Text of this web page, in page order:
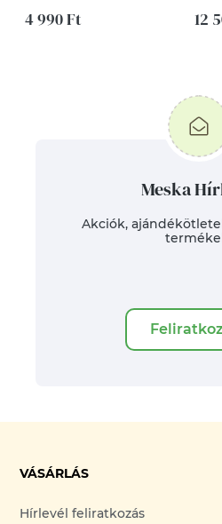
Papának, Mamának,
nagyszülőnek unokától
4 990 Ft 12
Meska
Akciók,
VÁSÁRLÁS
Hírlevél feliratkozás